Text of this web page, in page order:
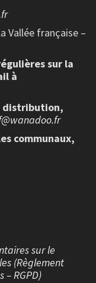
Vallée française –
sur la
à
distribution,
communaux,
sur le
(Règlement
– RGPD)